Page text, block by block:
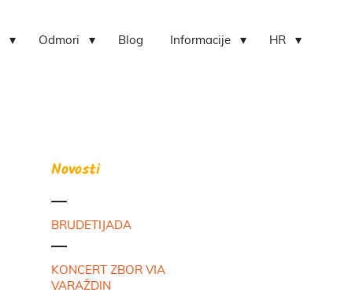
Odmori Blog Informacije HR
Novosti
BRUDETIJADA
KONCERT ZBOR VIA
VARAŽDIN